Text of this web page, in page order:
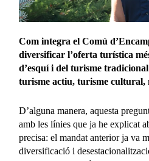
Com integra el Comú
diversificar l’oferta turística
d’esquí i del turisme
turisme actiu, turisme
D’alguna manera, aquesta
amb les línies que ja he explicat
precisa: el mandat anterior ja va
diversificació i